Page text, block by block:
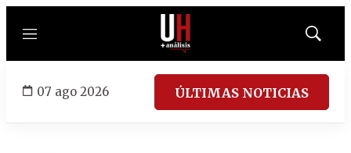
Menú
Mostrar
07 ago 2026 ÚLTIMAS NOTICIAS